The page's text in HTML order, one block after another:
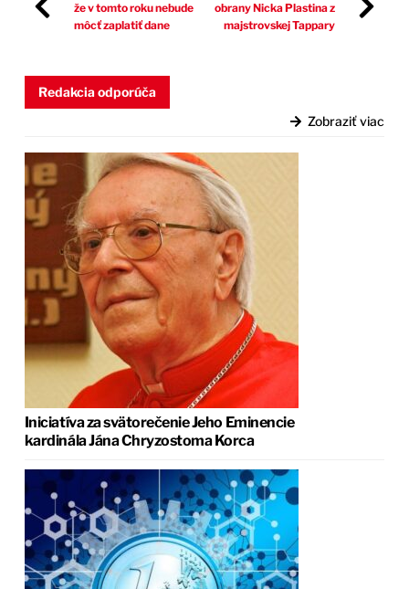
že v tomto roku nebude
môcť zaplatiť dane
obrany Nicka Plastina z
majstrovskej Tappary
Redakcia odporúča
Zobraziť viac
Iniciatíva za svätorečenie Jeho Eminencie
kardinála Jána Chryzostoma Korca